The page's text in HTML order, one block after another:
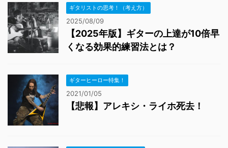
ギタリストの思考！（考え方）
2025/08/09
【2025年版】ギターの上達が10倍早
くなる効果的練習法とは？
ギターヒーロー特集！
2021/01/05
【悲報】アレキシ・ライホ死去！